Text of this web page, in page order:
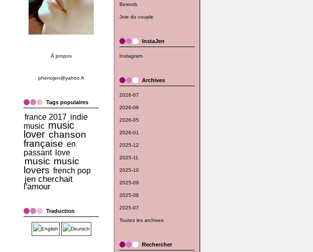
À propos
phenojen@yahoo.fr
Tags populaires
france 2017 indie
music music
lover chanson
française en
passant
love
music music
lovers french pop
jen cherchait
l'amour
Traduction
Besnob
Joie du couple
InstaJen
Instagram
Archives
2026-07
2026-06
2026-05
2026-01
2025-12
2025-11
2025-10
2025-09
2025-08
2025-07
Toutes les archives
Rechercher